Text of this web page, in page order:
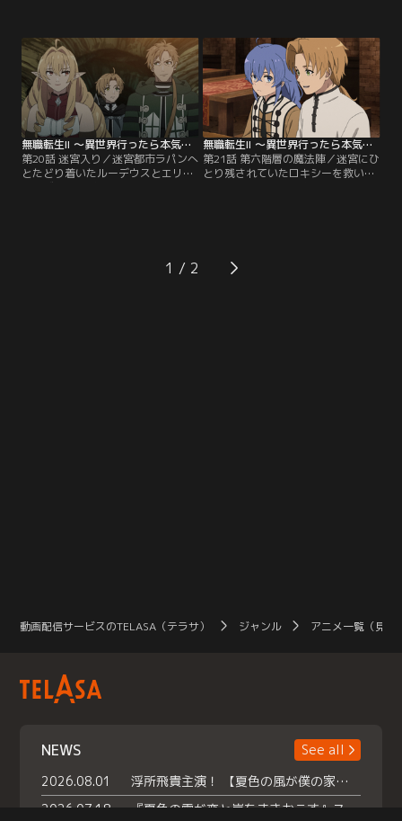
そしてロキシー役の小原好美さんが
登場。キャスト陣の貴重なインタビ
ューとアニメ本編映像を織り交ぜな
がら、第2クールでこれまでに展開
した「新婚編」の物語をプレイバッ
クし、そして…。【提供：バンダイ
チャンネル】
ト大陸の迷宮都市ラパンへ行くこと
を決意する。しかしその道のりは、
想像以上に険しく、命の危険を伴う
ものだった。【提供：バンダイチャ
ンネル】
無職転生II ～異世界行ったら本気だす～（第2クール） 第20話
第20話 迷宮入り／迷宮都市ラパンへ
とたどり着いたルーデウスとエリナ
リーゼは早速ギースを見つけ、パウ
攻略について話し合うが、その場に
いるはずのロキシーの姿がなく…。
無職転生II ～異世界行ったら本気だす～（第2クール） 第21話
第21話 第六階層の魔法陣／迷宮にひ
とり残されていたロキシーを救い出
攻略のスピードを上げていく--！
【提供：バンダイチャンネル】
1
動画配信サービスのTELASA（テラサ） ジャンル アニメ一覧（見放
NEWS
See all
2026.08.01
浮所飛貴主演！ 【夏色の風が僕の家にやってきた】 本日よりテラサで独占配信スタート！
2026.07.18
『夏色の雲が恋と嵐をまきおこす』スペシャルメイキング 【Part1】2026年７月18日（土）23時30分～配信スタート！話題のシーンの裏側を大公開！豪華キャスト大集合！ 『武宮家 真夏の家族会議』開催！